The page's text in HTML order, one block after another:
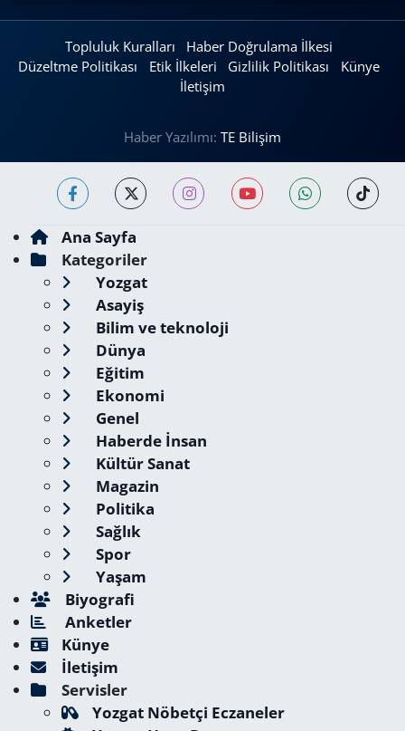
Topluluk Kuralları
Haber Doğrulama İlkesi
Düzeltme Politikası
Etik İlkeleri Gizlilik Politikası
Künye
İletişim
Haber Yazılımı: TE Bilişim
Ana Sayfa
Kategoriler
Yozgat
Asayiş
Bilim ve teknoloji
Dünya
Eğitim
Ekonomi
Genel
Haberde İnsan
Kültür Sanat
Magazin
Politika
Sağlık
Spor
Yaşam
Biyografi
Anketler
Künye
İletişim
Servisler
Yozgat Nöbetçi Eczaneler